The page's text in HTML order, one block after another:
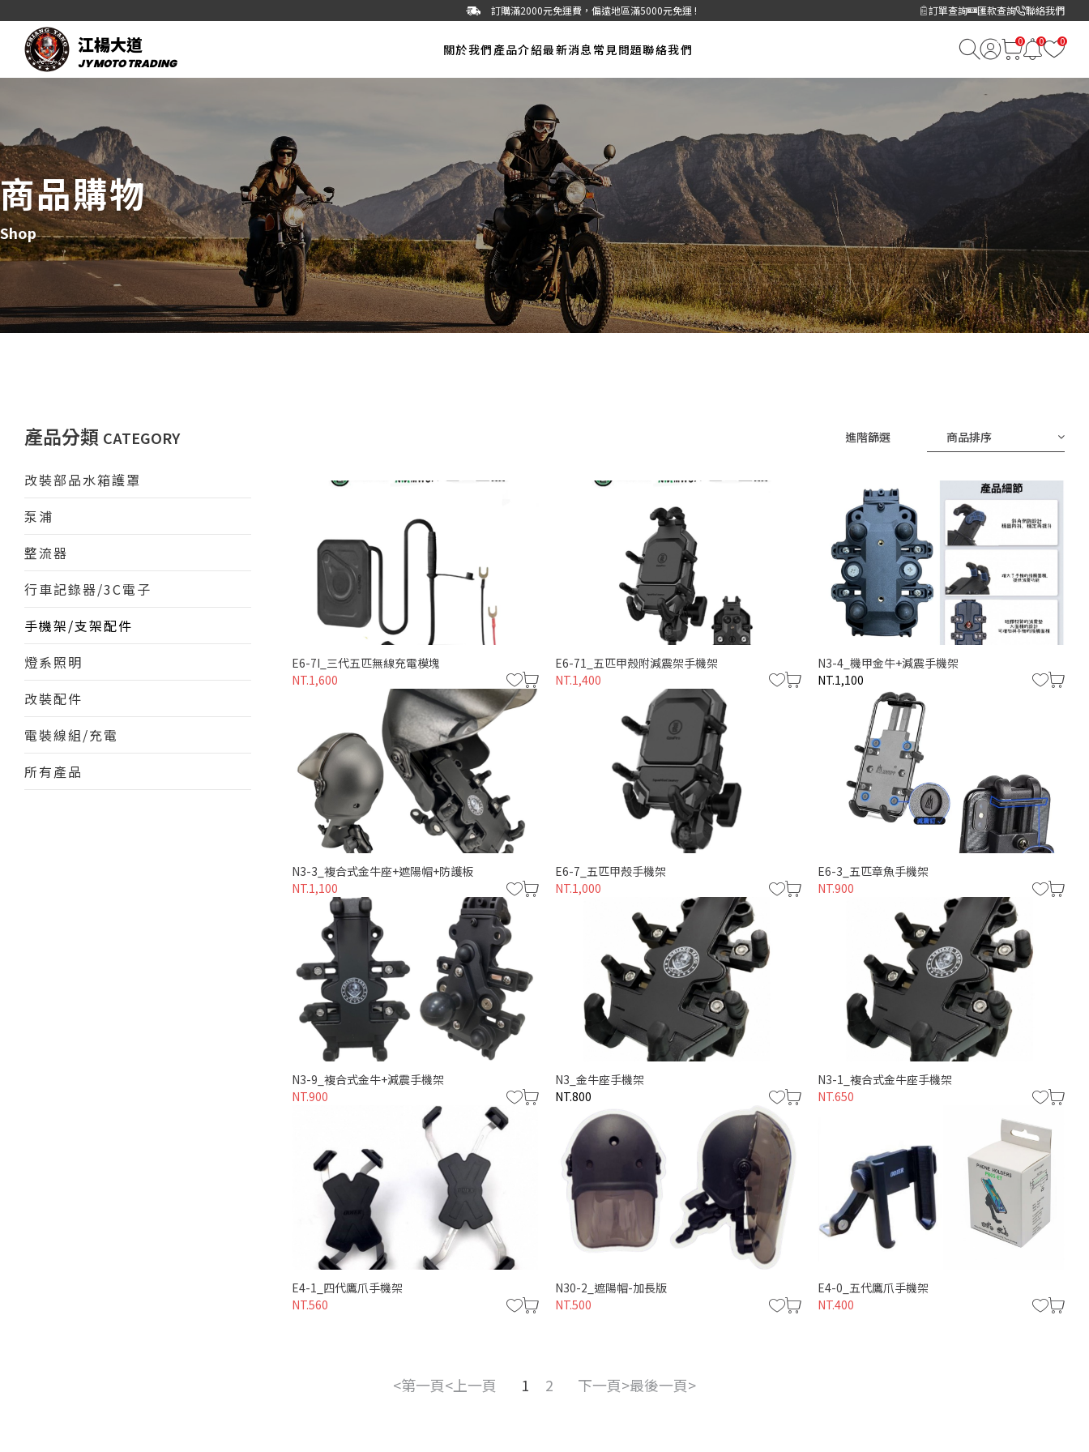
訂購滿2000元免運費，偏遠地區滿5000元免運 ! 訂單查詢 匯款查詢 聯絡我們
江楊大道
JY MOTO TRADING
關於我們 產品介紹最新消息 常見問題聯絡我們
商品購物
Shop
產品分類 CATEGORY
改裝部品水箱護罩
泵浦
整流器
行車記錄器/3C電子
手機架/支架配件
燈系照明
改裝配件
電裝線組/充電
所有產品
進階篩選 商品排序
E6-7I_三代五匹無線充電模塊
NT.1,600
E6-71_五匹甲殼附減震架手機架
NT.1,400
N3-4_機甲金牛+減震手機架
NT.1,100
N3-3_複合式金牛座+遮陽帽+防護板
NT.1,100
E6-7_五匹甲殼手機架
NT.1,000
E6-3_五匹章魚手機架
NT.900
N3-9_複合式金牛+減震手機架
NT.900
N3_金牛座手機架
NT.800
N3-1_複合式金牛座手機架
NT.650
E4-1_四代鷹爪手機架
NT.560
N30-2_遮陽帽-加長版
NT.500
E4-0_五代鷹爪手機架
NT.400
第一頁 上一頁 1 2 下一頁 最後一頁
僅必需的
Cookies